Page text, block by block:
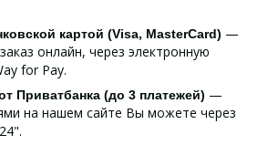
картой (Visa, MasterCard) —
онлайн, через электронную
for Pay.
Приватбанка (до 3 платежей) —
на нашем сайте Вы можете через